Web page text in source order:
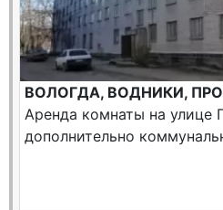
ВОЛОГДА, ВОДНИКИ,
Аренда комнаты на улице
дополнительно